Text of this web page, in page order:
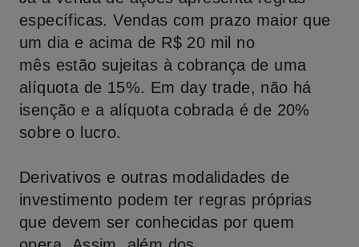
específicas. Vendas com prazo maior que
um dia e acima de R$ 20 mil no
mês estão sujeitas à cobrança de uma
alíquota de 15%. Em day trade, não há
isenção e a alíquota cobrada é de 20%
sobre o lucro.
Derivativos e outras modalidades de
investimento podem ter regras próprias
que devem ser conhecidas por quem